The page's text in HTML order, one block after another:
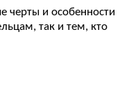
черты и особенности
так и тем, кто